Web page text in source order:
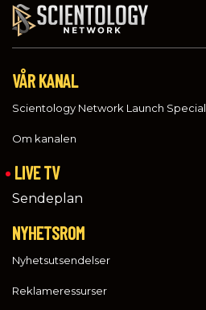
VÅR KANAL
Scientology Network Launch Special
Om kanalen
LIVE TV
Sendeplan
NYHETSROM
Nyhetsutsendelser
Reklameressurser